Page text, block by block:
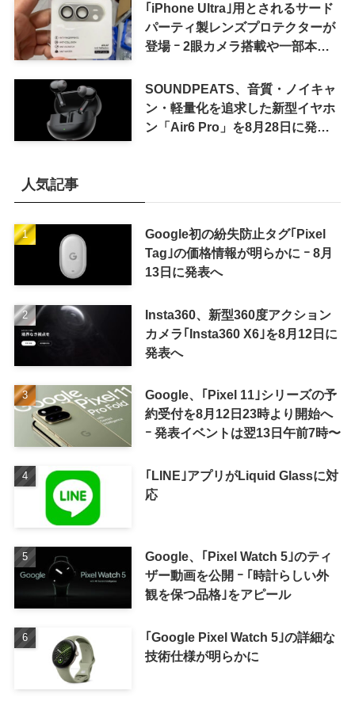
｢iPhone Ultra｣用とされるサード
パーティ製レンズプロテクターが
登場 ｰ 2眼カメラ搭載や一部本体
SOUNDPEATS、音質・ノイキャ
ン・軽量化を追求した新型イヤホ
ン「Air6 Pro」を8月28日に発売
人気記事
Google初の紛失防止タグ｢Pixel
Tag｣の価格情報が明らかに ｰ 8月
13日に発表へ
Insta360、新型360度アクション
カメラ｢Insta360 X6｣を8月12日に
発表へ
Google、｢Pixel 11｣シリーズの予
約受付を8月12日23時より開始へ
ｰ 発表イベントは翌13日午前7時〜
｢LINE｣アプリがLiquid Glassに対
応
Google、｢Pixel Watch 5｣のティ
ザー動画を公開 ｰ ｢時計らしい外
観を保つ品格｣をアピール
｢Google Pixel Watch 5｣の詳細な
技術仕様が明らかに